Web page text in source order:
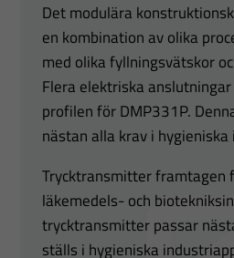
Det modulära
en kombination av olika
med olika fyllningsvätskor
Flera elektriska
profilen för DMP331P.
nästan alla krav i
Trycktransmitter framtagen
läkemedels- och
trycktransmitter passar
ställs i hygieniska